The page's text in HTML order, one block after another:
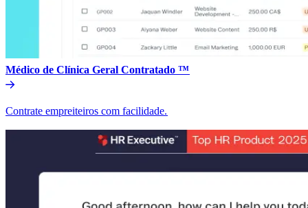
Médico de Clínica Geral Contratado ™​​
Contrate empreiteiros com facilidade.​​